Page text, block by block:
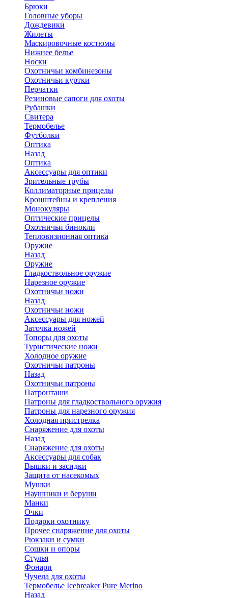
Брюки
Головные уборы
Дождевики
Жилеты
Маскировочные костюмы
Нижнее белье
Носки
Охотничьи комбинезоны
Охотничьи куртки
Перчатки
Резиновые сапоги для охоты
Рубашки
Свитера
Термобелье
Футболки
Оптика
Назад
Оптика
Аксессуары для оптики
Зрительные трубы
Коллиматорные прицелы
Кронштейны и крепления
Монокуляры
Оптические прицелы
Охотничьи бинокли
Тепловизионная оптика
Оружие
Назад
Оружие
Гладкоствольное оружие
Нарезное оружие
Охотничьи ножи
Назад
Охотничьи ножи
Аксессуары для ножей
Заточка ножей
Топоры для охоты
Туристические ножи
Холодное оружие
Охотничьи патроны
Назад
Охотничьи патроны
Патронташи
Патроны для гладкоствольного оружия
Патроны для нарезного оружия
Холодная пристрелка
Снаряжение для охоты
Назад
Снаряжение для охоты
Аксессуары для собак
Вышки и засидки
Защита от насекомых
Мушки
Наушники и беруши
Манки
Очки
Подарки охотнику
Прочее снаряжение для охоты
Рюкзаки и сумки
Сошки и опоры
Стулья
Фонари
Чучела для охоты
Термобелье Icebreaker Pure Merino
Назад